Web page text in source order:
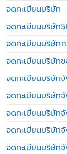
จดทะเบียนบริษัท
จดทะเบียนบริษัท
จดทะเบียนบริษัทก
จดทะเบียนบริษัท
จดทะเบียนบริษัท
จดทะเบียนบริษัท
จดทะเบียนบริษัท
จดทะเบียนบริษัท
จดทะเบียนบริษัท